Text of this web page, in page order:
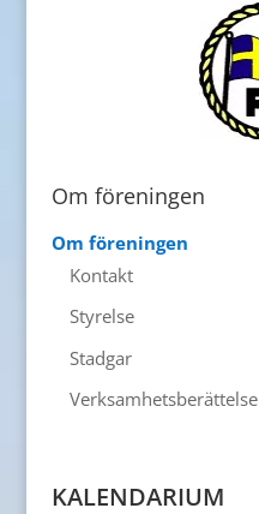
Om föreningen
Om föreningen
Kontakt
Styrelse
Stadgar
Verksamhetsberättelse
KALENDARIUM